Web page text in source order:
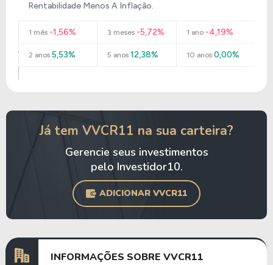
Rentabilidade Menos A Inflação.
1 mês -1,56% 3 meses -5,72% 1 ano-4,19%
2 anos 5,53% 5 anos 12,38% 10 anos0,00%
Já tem VVCR11 na sua carteira?
Gerencie seus investimentos
pelo Investidor10.
ADICIONAR VVCR11
INFORMAÇÕES SOBRE VVCR11